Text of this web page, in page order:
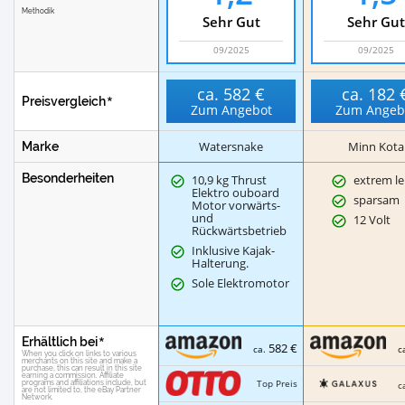
Methodik
Sehr Gut
09/2025
Sehr Gut
09/2025
Preisvergleich ca. 582 €
Zum Angebot
ca. 182
Zum
Marke Watersnake Minn Kota
Besonderheiten 10,9 kg Thrust
Elektro ouboard
Motor vorwärts-
und
Rückwärtsbetrieb
Inklusive Kajak-
Halterung.
Sole Elektromotor
extrem
sparsam
12 Volt
Erhältlich bei ca. 582 €
Top Preis